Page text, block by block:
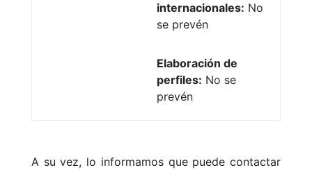
internacionales: No
se prevén
Elaboración de
perfiles: No se
prevén
A su vez, lo informamos que puede contactar